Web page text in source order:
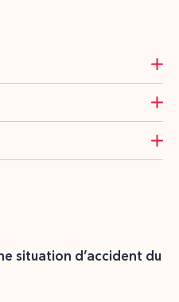
situation d’accident du